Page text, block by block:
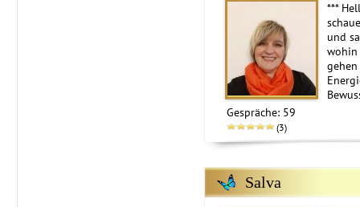
***
und
wohin
gehen
Gespräche: 59
(3)
Salva